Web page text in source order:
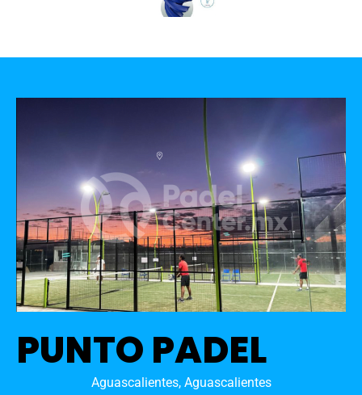
PUNTO PADEL
Aguascalientes, Aguascalientes